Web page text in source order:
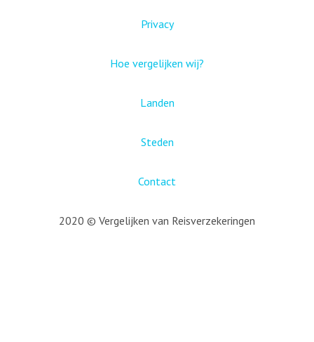
Privacy
Hoe vergelijken wij?
Landen
Steden
Contact
2020 © Vergelijken van Reisverzekeringen